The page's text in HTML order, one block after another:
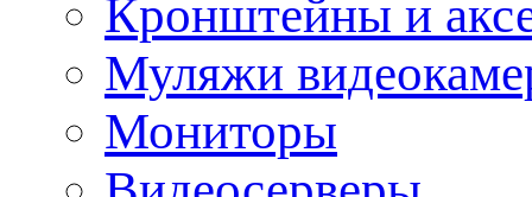
Кронштейны и
Муляжи
Мониторы